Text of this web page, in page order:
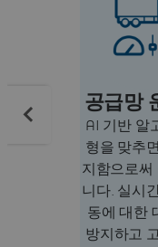
공급망
AI 기반 알
형을 맞추
지함으로써
니다. 실시
동에 대한
방지하고